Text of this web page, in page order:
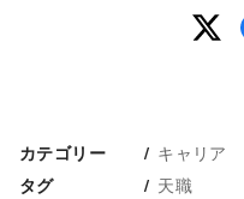
カテゴリー キャリア
タグ 天職